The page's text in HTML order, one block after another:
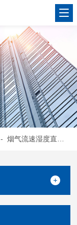
- 烟气流速湿度直读仪